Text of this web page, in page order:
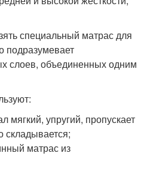
специальный матрас для
подразумевает
слоев, объединенных одним
мягкий, упругий, пропускает
складывается;
матрас из